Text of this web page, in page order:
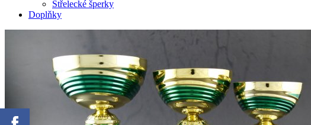
Střelecké šperky
Doplňky